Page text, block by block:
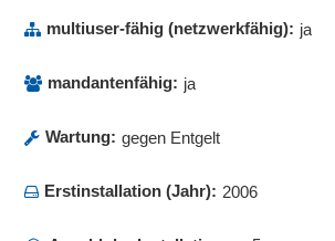
multiuser-fähig (netzwerkfähig): ja
mandantenfähig: ja
Wartung: gegen Entgelt
Erstinstallation (Jahr): 2006